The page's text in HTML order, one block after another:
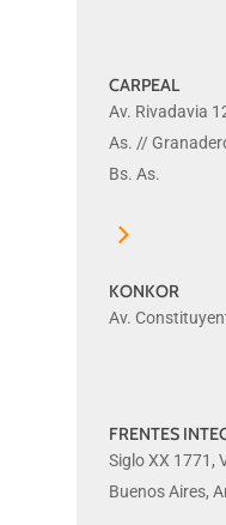
CARPEAL
CARPEAL
Av. Rivadavia
As. //
Bs. As.
KONKOR
KONKOR
Av.
FRENTES
INTEGRALES
FRENTES
Siglo XX 1771,
Buenos Aires,